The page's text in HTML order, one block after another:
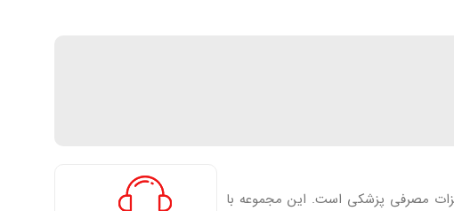
مصرفی پزشکی است. این مجموعه با